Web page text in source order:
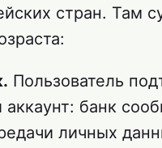
стран. Там
Пользователь
аккаунт: банк
личных